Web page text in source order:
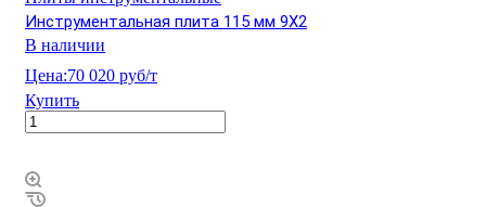
Инструментальная плита 115 мм 9Х2
В наличии
Цена:70 020 руб/т
Купить